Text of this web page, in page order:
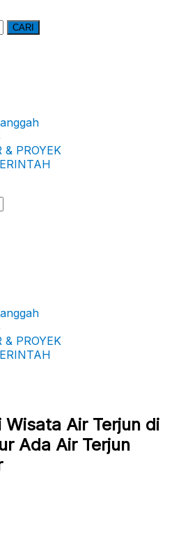
CARI
PROYEK
PROYEK
Air Terjun di
Ada Air Terjun